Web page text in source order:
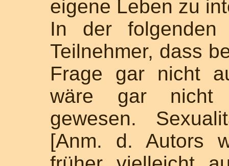
eigene Leben zu
In der folgenden
Teilnehmer, dass
Frage gar nicht
wäre gar nicht
gewesen.
[Anm. d. Autors